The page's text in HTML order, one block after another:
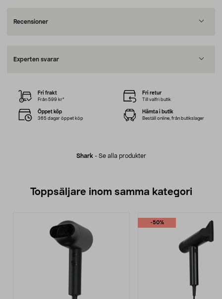
Recensioner
Experten svarar
Shark- Se alla produkter
Fri frakt
Från 599 kr*
Fri retur
Till valfri butik
Öppet köp
365 dagar öppet köp
Hämta i butik
Beställ online, från butikslager
Toppsäljare inom samma kategori
-50%